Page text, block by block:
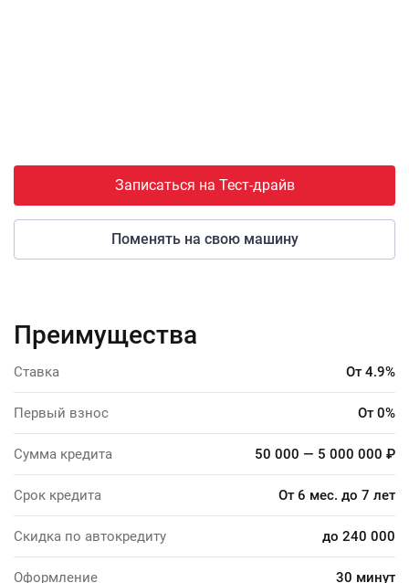
Записаться на Тест-драйв
Поменять на свою машину
Преимущества
Ставка От 4.9%
Первый взнос От 0%
Сумма кредита 50 000 — 5 000 000 ₽
Срок кредита От 6 мес. до 7 лет
Скидка по автокредиту до 240 000
Оформление 30 минут